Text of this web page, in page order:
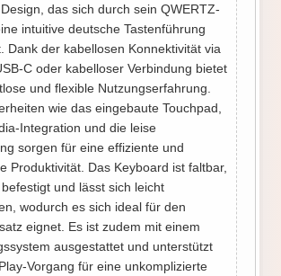
das sich durch sein QWERTZ-
intuitive deutsche Tastenführung
Dank der kabellosen Konnektivität via
C oder kabelloser Verbindung bietet
und flexible Nutzungserfahrung.
wie das eingebaute Touchpad,
Integration und die leise
sorgen für eine effiziente und
Produktivität. Das Keyboard ist faltbar,
und lässt sich leicht
wodurch es sich ideal für den
eignet. Es ist zudem mit einem
ausgestattet und unterstützt
Vorgang für eine unkomplizierte